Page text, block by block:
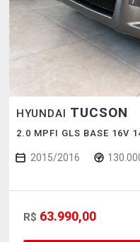
HYUNDAI TUCSON
2.0 MPFI GLS BASE 16V
2015/2016
R$ 63.990,00